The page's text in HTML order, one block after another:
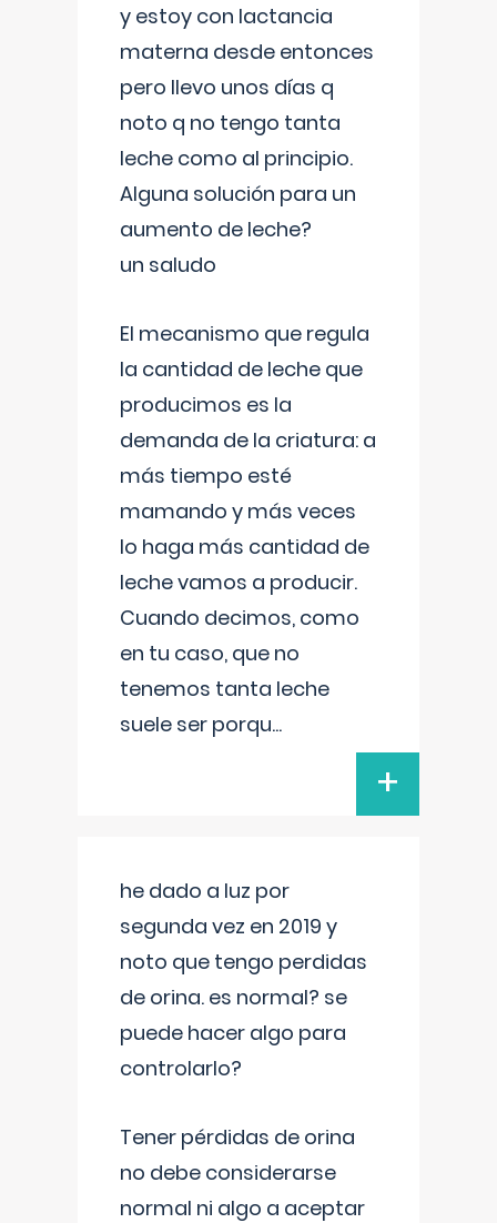
y estoy con lactancia
materna desde entonces
pero llevo unos días q
noto q no tengo tanta
leche como al principio.
Alguna solución para un
aumento de leche?
un saludo
El mecanismo que regula
la cantidad de leche que
producimos es la
demanda de la criatura: a
más tiempo esté
mamando y más veces
lo haga más cantidad de
leche vamos a producir.
Cuando decimos, como
en tu caso, que no
tenemos tanta leche
suele ser porqu...
+
he dado a luz por
segunda vez en 2019 y
noto que tengo perdidas
de orina. es normal? se
puede hacer algo para
controlarlo?
Tener pérdidas de orina
no debe considerarse
normal ni algo a aceptar